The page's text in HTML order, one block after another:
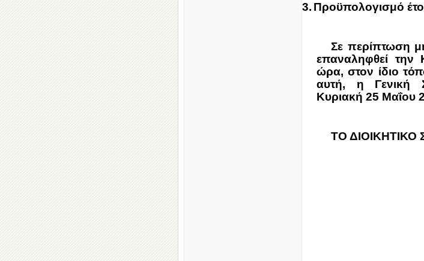
3. Προϋπολογισμό
Σε περίπτωση
επαναληφθεί την
ώρα, στον ίδιο
αυτή, η Γενική
Κυριακή 25 Μαΐου
ΤΟ ΔΙΟΙΚΗΤΙΚΟ